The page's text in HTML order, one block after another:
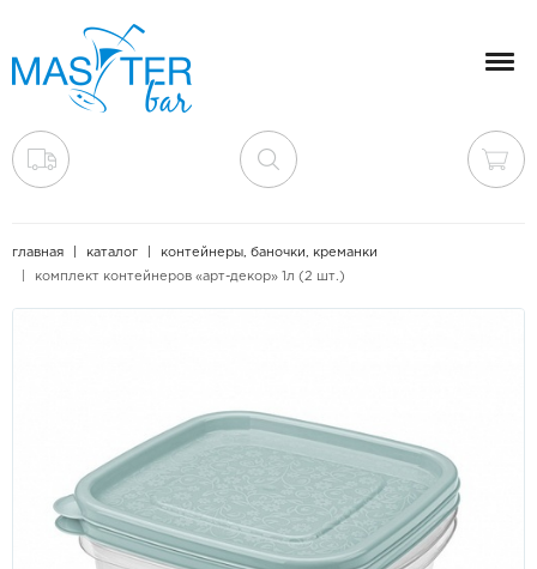
главная каталог
контейнеры, баночки, креманки
комплект контейнеров «арт-декор» 1л (2 шт.)